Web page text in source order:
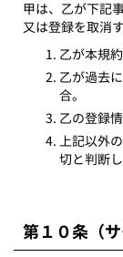
甲は、乙が下記
又は登録を取消
乙が本規
乙が過去
合。
乙の登録
上記以外
切と判断し
第１０条（サ